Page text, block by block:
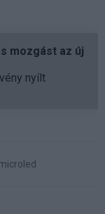
mozgást az új
nyílt